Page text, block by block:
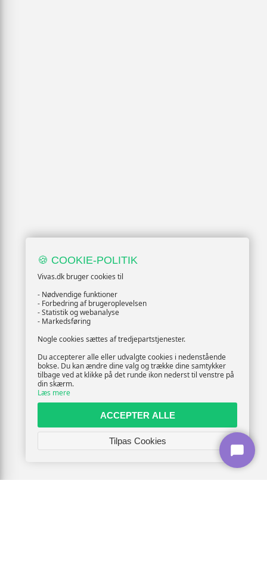
🍪 COOKIE-POLITIK
Vivas.dk bruger cookies til
- Nødvendige funktioner
- Forbedring af brugeroplevelsen
- Statistik og webanalyse
- Markedsføring
Nogle cookies sættes af tredjepartstjenester.
Du accepterer alle eller udvalgte cookies i nedenstående
bokse. Du kan ændre dine valg og trække dine samtykker
tilbage ved at klikke på det runde ikon nederst til venstre på
din skærm.
Læs mere
ACCEPTER ALLE
Tilpas Cookies